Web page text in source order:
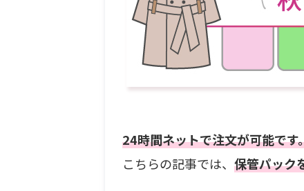
24時間ネットで注文が可能です
こちらの記事では、 保管パック